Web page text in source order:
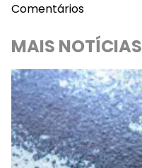
Comentários
MAIS NOTÍCIAS